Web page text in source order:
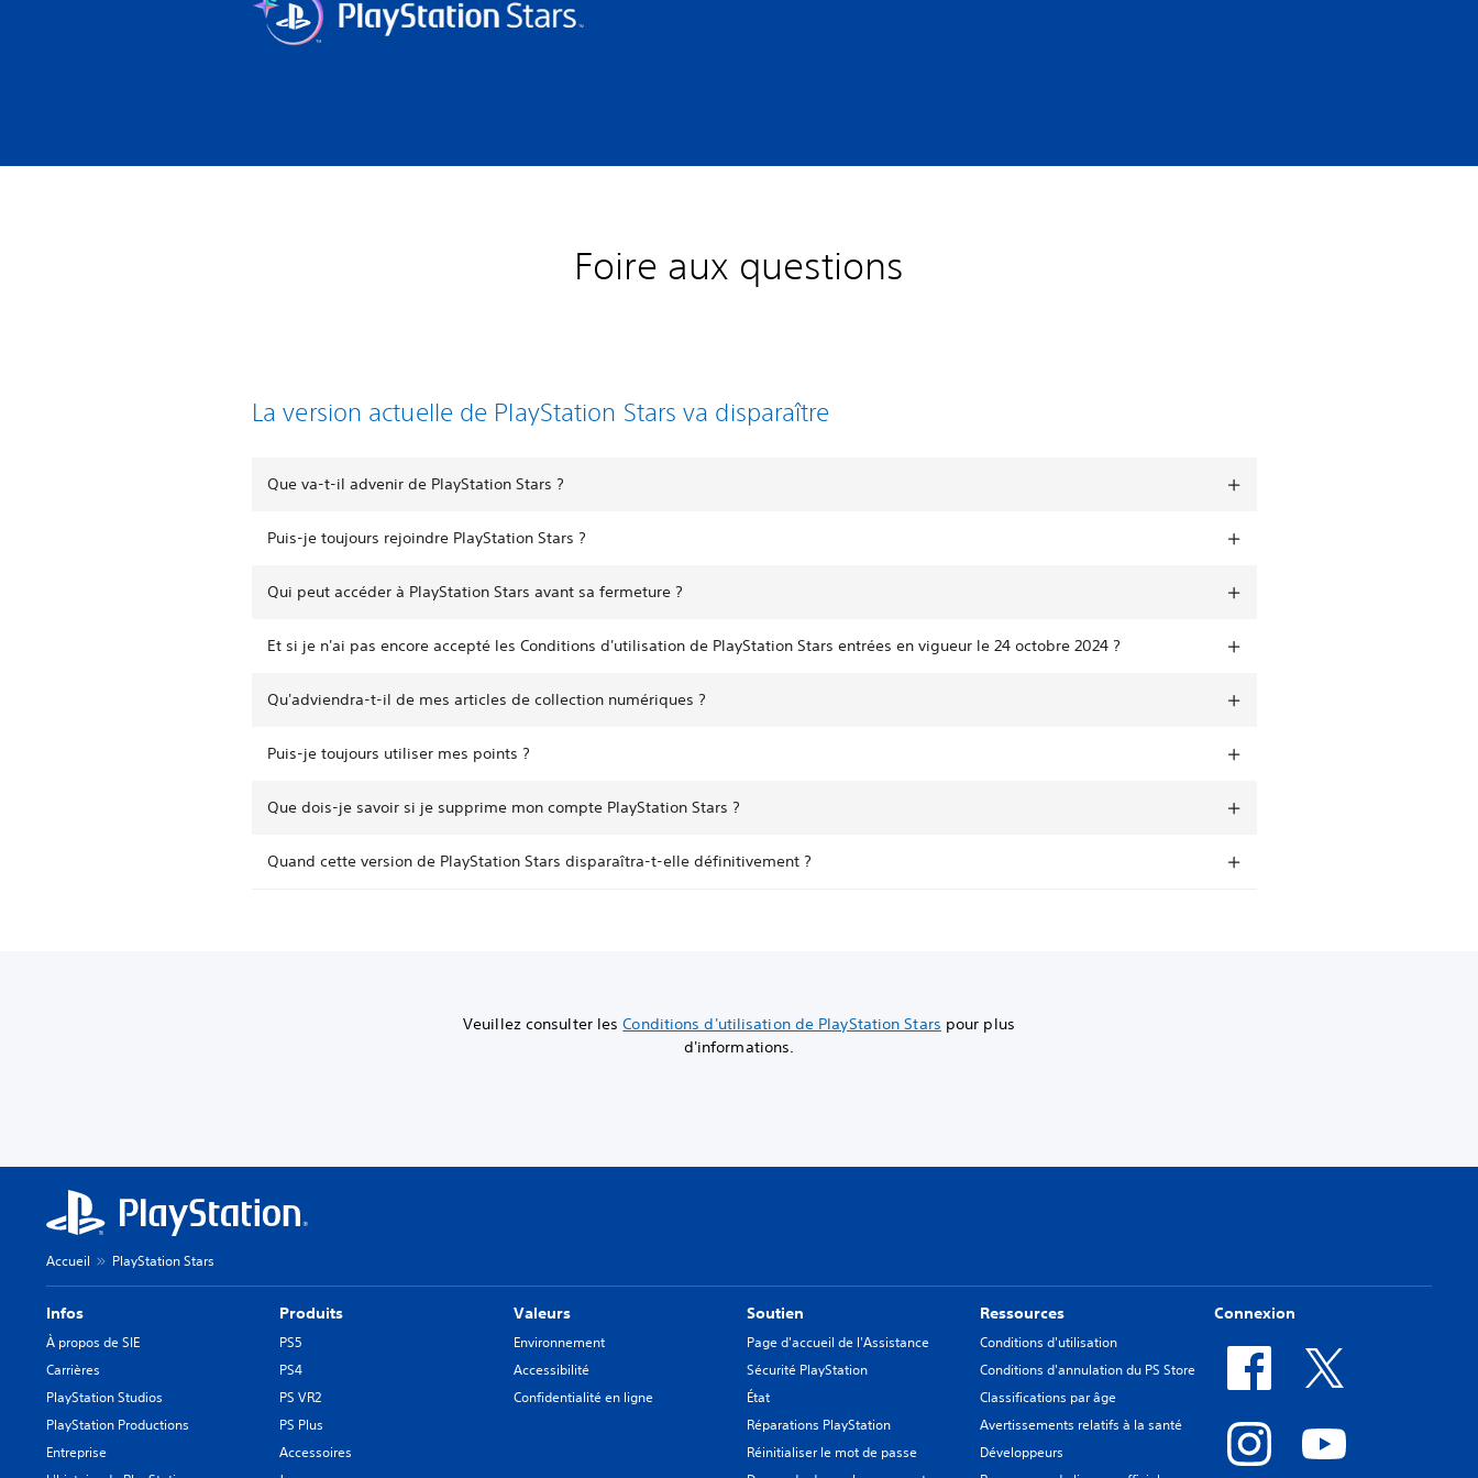
Foire aux questions
La version actuelle de PlayStation Stars va disparaître
Que va-t-il advenir de PlayStation Stars ?
Puis-je toujours rejoindre PlayStation Stars ?
Qui peut accéder à PlayStation Stars avant sa fermeture ?
Et si je n'ai pas encore accepté les Conditions d'utilisation de PlayStation Stars entrées en vigueur le 24 octobre 2024 ?
Qu'adviendra-t-il de mes articles de collection numériques ?
Puis-je toujours utiliser mes points ?
Que dois-je savoir si je supprime mon compte PlayStation Stars ?
Quand cette version de PlayStation Stars disparaîtra-t-elle définitivement ?
Veuillez consulter lesConditions d'utilisation de PlayStation Stars pour plus
d'informations.
Accueil PlayStation Stars
Infos
À propos de SIE
Carrières
PlayStation Studios
PlayStation Productions
Entreprise
Produits
PS5
PS4
PS VR2
PS Plus
Accessoires
Valeurs
Environnement
Accessibilité
Confidentialité en ligne
Soutien
Page d'accueil de l'Assistance
Sécurité PlayStation
État
Réparations PlayStation
Réinitialiser le mot de passe
Ressources
Conditions d'utilisation
Conditions d'annulation du PS Store
Classifications par âge
Avertissements relatifs à la santé
Développeurs
Connexion